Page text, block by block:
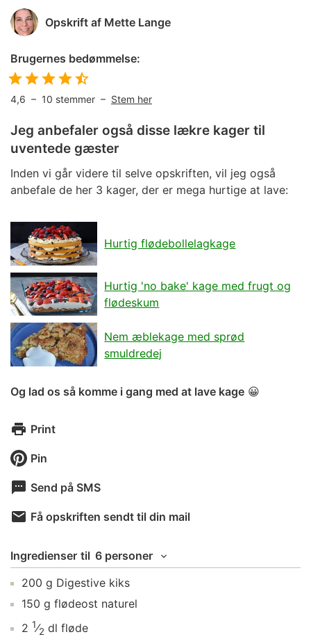
Opskrift af Mette Lange
Brugernes bedømmelse:
4,6 – 10 stemmer – Stem her
Jeg anbefaler også disse lækre kager til
uventede gæster
Inden vi går videre til selve opskriften, vil jeg også
anbefale de her 3 kager, der er mega hurtige at lave:
Hurtig flødebollelagkage
Hurtig 'no bake' kage med frugt og
flødeskum
Nem æblekage med sprød
smuldredej
Og lad os så komme i gang med at lave kage 😀
Print
Pin
Send på SMS
Få opskriften sendt til din mail
Ingredienser til 6 personer
200 g Digestive kiks
150 g flødeost naturel
2 1⁄2 dl fløde